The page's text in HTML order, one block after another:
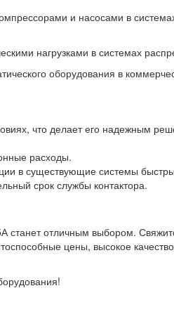
и насосами в
нагрузками в системах
оборудования в
что делает его надежным
расходы.
в существующие системы
срок службы контактора.
станет отличным выбором.
цены, высокое